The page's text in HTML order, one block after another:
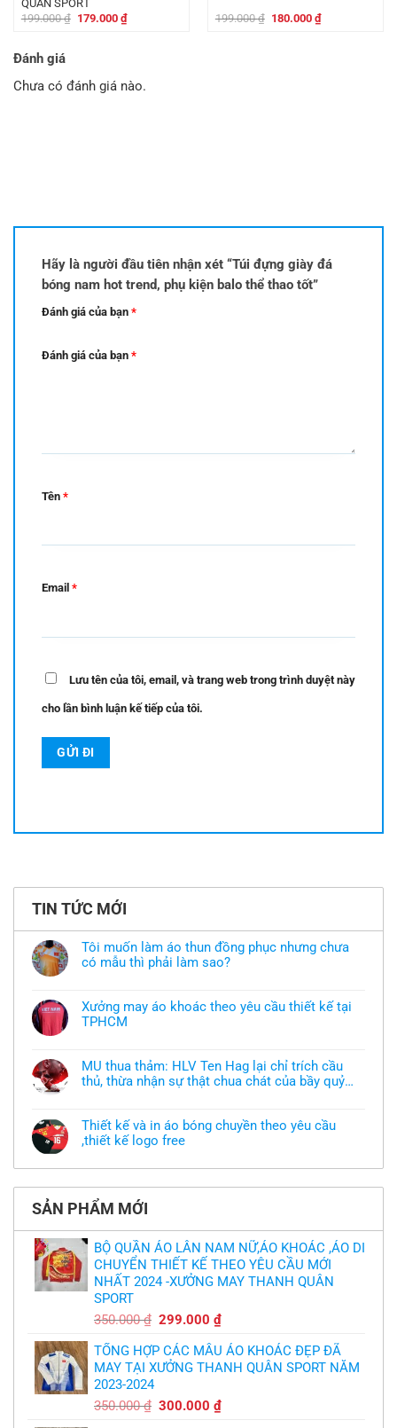
QUÂN SPORT
199.000₫ Giá
179.000 ₫Giá
hiện
199.000₫ Giá
180.000 ₫Giá
hiện
Đánh giá
Chưa có đánh giá nào.
Hãy là người đầu tiên nhận xét “Túi đựng giày đá
bóng nam hot trend, phụ kiện balo thể thao tốt”
Đánh giá của bạn *
Đánh giá của bạn *
Tên *
Email *
Lưu tên của tôi, email, và trang web trong trình duyệt này
cho lần bình luận kế tiếp của tôi.
TIN TỨC MỚI
Tôi muốn làm áo thun đồng phục nhưng chưa
có mẫu thì phải làm sao?
bình
luận
ở
áo
thun
đồng
chưa
có
mẫu
thì
làm
Xưởng may áo khoác theo yêu cầu thiết kế tại
TPHCM
bình
luận
ở
khoác
theo
yêu
thiết
tại
TPHCM
MU thua thảm: HLV Ten Hag lại chỉ trích cầu
thủ, thừa nhận sự thật chua chát của bầy quỷ
bình
luận
ở
thảm:
Hag
lại
trích
cầu
thủ,
thừa
nhận
sự
thật
chát
bầy
quỷ
nhỏ
Thiết kế và in áo bóng chuyền theo yêu cầu
,thiết kế logo free
có
luận
Thiết
và
in
áo
bóng
chuyền
theo
,thiết
free
SẢN PHẨM MỚI
BỘ QUẦN ÁO LÂN NAM NỮ,ÁO KHOÁC ,ÁO DI
CHUYỂN THIẾT KẾ THEO YÊU CẦU MỚI
NHẤT 2024 -XƯỞNG MAY THANH QUÂN
SPORT
350.000₫ Giá
là:
350.000 ₫.
299.000₫Giá
tại
là:
TỔNG HỢP CÁC MẪU ÁO KHOÁC ĐẸP ĐÃ
MAY TẠI XƯỞNG THANH QUÂN SPORT NĂM
2023-2024
350.000₫ Giá
300.000₫Giá